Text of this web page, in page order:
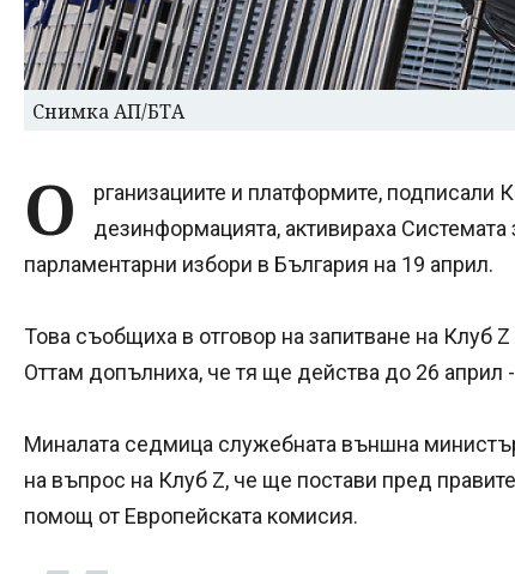
Снимка АП/БТА
О
рганизациите и платформите, подписали
дезинформацията, активираха
парламентарни избори в България на 19 април.
Това съобщиха в отговор на запитване на Клуб
Оттам допълниха, че тя ще действа до 26 април
Миналата седмица служебната външна
на въпрос на Клуб Z, че ще постави пред
помощ от Европейската комисия.